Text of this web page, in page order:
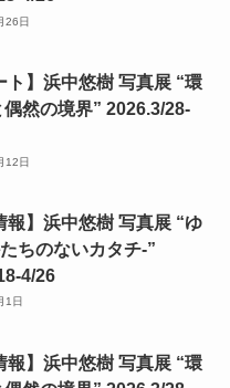
26日
ト】浜中悠樹 写真展 “環
然の境界” 2026.3/28-
12日
報】浜中悠樹 写真展 “ゆ
ちのないカタチ-”
4/26
1日
報】浜中悠樹 写真展 “環